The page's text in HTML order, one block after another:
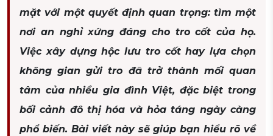
mặt với một quyết định quan trọng: tìm một
nơi an nghỉ xứng đáng cho tro cốt của họ.
Việc xây dựng hộc lưu tro cốt hay lựa chọn
không gian gửi tro đã trở thành mối quan
tâm của nhiều gia đình Việt, đặc biệt trong
bối cảnh đô thị hóa và hỏa táng ngày càng
phổ biến. Bài viết này sẽ giúp bạn hiểu rõ về